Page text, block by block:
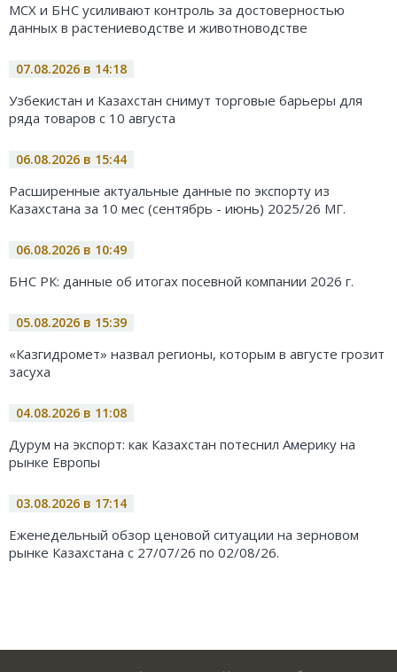
МСХ и БНС усиливают контроль за достоверностью
данных в растениеводстве и животноводстве
07.08.2026 в 14:18
Узбекистан и Казахстан снимут торговые барьеры для
ряда товаров с 10 августа
06.08.2026 в 15:44
Расширенные актуальные данные по экспорту из
Казахстана за 10 мес (сентябрь - июнь) 2025/26 МГ.
06.08.2026 в 10:49
БНС РК: данные об итогах посевной компании 2026 г.
05.08.2026 в 15:39
«Казгидромет» назвал регионы, которым в августе грозит
засуха
04.08.2026 в 11:08
Дурум на экспорт: как Казахстан потеснил Америку на
рынке Европы
03.08.2026 в 17:14
Еженедельный обзор ценовой ситуации на зерновом
рынке Казахстана с 27/07/26 по 02/08/26.